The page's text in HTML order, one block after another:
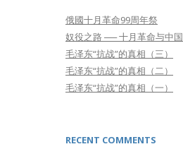
俄國十月革命99周年祭
奴役之路 ── 十月革命与中国
毛泽东“抗战”的真相（三）
毛泽东“抗战”的真相（二）
毛泽东“抗战”的真相（一）
RECENT COMMENTS